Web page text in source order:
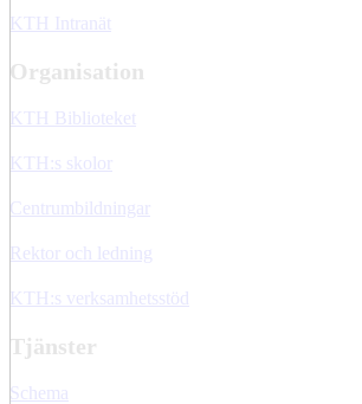
KTH Intranät
Organisation
KTH Biblioteket
KTH:s skolor
Centrumbildningar
Rektor och ledning
KTH:s verksamhetsstöd
Tjänster
Schema